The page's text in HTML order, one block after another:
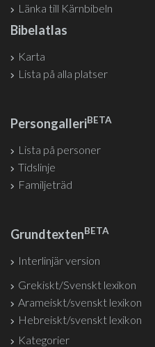
Länka till Kärnbibeln
Bibelatlas
Karta
Lista på alla platser
PersongalleriBETA
Lista på personer
Tidslinje
Familjeträd
GrundtextenBETA
Interlinjär version
Grekiskt/Svenskt lexikon
Arameiskt/svenskt lexikon
Hebreiskt/svenskt lexikon
Kategorier